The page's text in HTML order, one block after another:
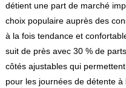
détient une part de marché
choix populaire auprès des
à la fois tendance et
suit de près avec 30 % de
côtés ajustables qui
pour les journées de détente